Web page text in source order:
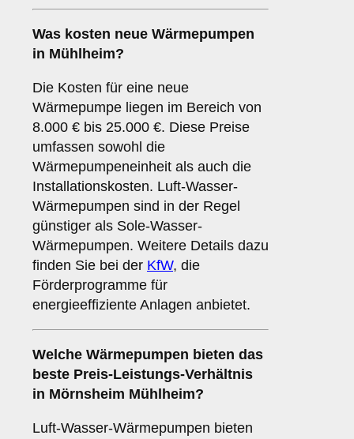
Was kosten neue Wärmepumpen
in Mühlheim?
Die Kosten für eine neue
Wärmepumpe liegen im Bereich von
8.000 € bis 25.000 €. Diese Preise
umfassen sowohl die
Wärmepumpeneinheit als auch die
Installationskosten. Luft-Wasser-
Wärmepumpen sind in der Regel
günstiger als Sole-Wasser-
Wärmepumpen. Weitere Details dazu
finden Sie bei der KfW, die
Förderprogramme für
energieeffiziente Anlagen anbietet.
Welche Wärmepumpen bieten das
beste Preis-Leistungs-Verhältnis
in Mörnsheim Mühlheim?
Luft-Wasser-Wärmepumpen bieten